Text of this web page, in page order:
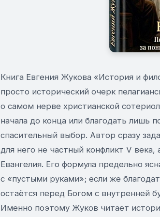
Книга Евгения Жукова «История и
просто исторический очерк
о самом нерве христианской
начала до конца или благодать лишь
спасительный выбор. Автор сразу
для него не частный конфликт V
Евангелия. Его формула предельно
с «пустыми руками»; если же
остаётся перед Богом с внутренней
Именно поэтому Жуков читает